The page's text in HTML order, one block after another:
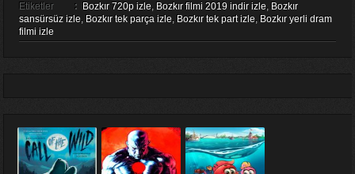
Etiketler
: Bozkır 720p izle, Bozkır filmi 2019 indir izle, Bozkır
sansürsüz izle, Bozkır tek parça izle, Bozkır tek part izle, Bozkır yerli dram
filmi izle